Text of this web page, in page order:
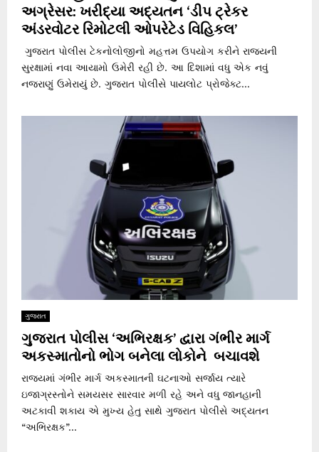
અગ્રેસર: ખરીદ્યા અદ્યતન ‘ડીપ ટ્રેકર
અંડરવોટર રિમોટલી ઓપરેટેડ વિહિકલ’
ગુજરાત પોલીસ ટેકનોલોજીનો મહત્તમ ઉપયોગ કરીને રાજ્યની
સુરક્ષામાં નવા આયામો ઉમેરી રહી છે. આ દિશામાં વધુ એક નવું
નજરાણું ઉમેરાયું છે. ગુજરાત પોલીસે પાયલોટ પ્રોજેક્ટ...
ગુજરાત
ગુજરાત પોલીસ ‘અભિરક્ષક’ દ્વારા ગંભીર માર્ગ
અકસ્માતોનો ભોગ બનેલા લોકોને બચાવશે
રાજ્યમાં ગંભીર માર્ગ અકસ્માતની ઘટનાઓ સર્જાય ત્યારે
ઇજાગ્રસ્તોને સમયસર સારવાર મળી રહે અને વધુ જાનહાની
અટકાવી શકાય એ મુખ્ય હેતુ સાથે ગુજરાત પોલીસે અદ્યતન
“અભિરક્ષક”...